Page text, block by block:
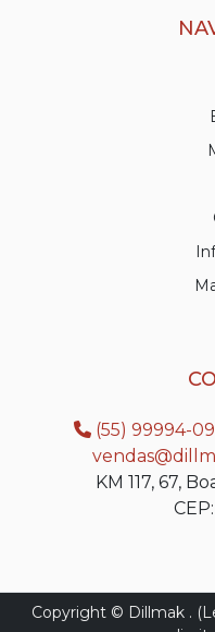
(55) 99994-
KM 117, 67,
Copyright © Dillmak .